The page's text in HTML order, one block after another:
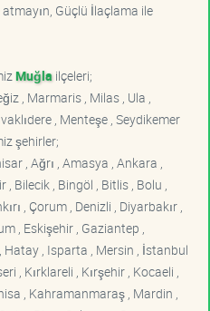
atmayın, Güçlü İlaçlama ile
Muğla ilçeleri;
, Marmaris , Milas , Ula ,
, Menteşe , Seydikemer
şehirler;
, Ağrı , Amasya , Ankara ,
Bilecik , Bingöl , Bitlis , Bolu ,
, Çorum , Denizli , Diyarbakır ,
, Eskişehir , Gaziantep ,
Hatay , Isparta , Mersin , İstanbul
, Kırklareli , Kırşehir , Kocaeli ,
, Kahramanmaraş , Mardin ,